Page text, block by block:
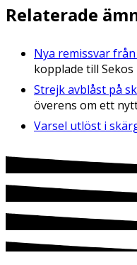
Relaterade
Nya remissvar från
kopplade till Sekos
Strejk avblåst på
överens om ett
Varsel utlöst i